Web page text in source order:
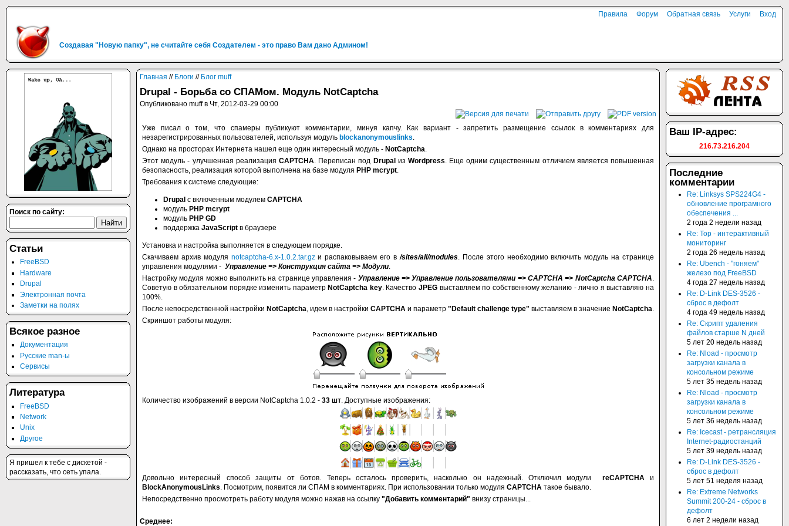
Создавая "Новую папку", не считайте себя Создателем - это право Вам дано Админом!
Правила Форум Обратная связь Услуги Вход
Главная // Блоги // Блог muff
Drupal - Борьба со СПАМом. Модуль NotCaptcha
Опубликовано muff в Чт, 2012-03-29 00:00
Уже писал о том, что спамеры публикуют комментарии, минуя капчу. Как вариант - запретить размещение ссылок в комментариях для
незарегистрированных пользователей, используя модуль blockanonymouslinks.
Однако на просторах Интернета нашел еще один интересный модуль - NotCaptcha.
Этот модуль - улучшенная реализация CAPTCHA. Переписан под Drupalиз Wordpress. Еще одним существенным отличием является повышенная
безопасность, реализация которой выполнена на базе модуля PHP mcrypt.
Требования к системе следующие:
Drupal с включенным модулем CAPTCHA
модуль PHP mcrypt
модуль PHP GD
поддержка JavaScript в браузере
Установка и настройка выполняется в следующем порядке.
Скачиваем архив модуля notcaptcha-6.x-1.0.2.tar.gzи распаковываем его в/sites/all/modules. После этого необходимо включить модуль на странице
управления модулями - Управление => Конструкция сайта => Модули.
Настройку модуля можно выполнить на странице управления - Управление => Управление пользователями => CAPTCHA => NotCaptcha CAPTCHA.
Советую в обязательном порядке изменить параметрNotCaptcha key. КачествоJPEG выставляем по собственному желанию - лично я выставляю на
100%.
После непосредственной настройки NotCaptcha, идем в настройки CAPTCHA и параметр "Default challenge type" выставляем в значение NotCaptcha.
Скриншот работы модуля:
Количество изображений в версии NotCaptcha 1.0.2 - 33 шт. Доступные изображения:
Довольно интересный способ защиты от ботов. Теперь осталось проверить, насколько он надежный. Отключил модули reCAPTCHAи
BlockAnonymousLinks. Посмотрим, появится ли СПАМ в комментариях. При использовании только модуля CAPTCHA такое бывало.
Непосредственно просмотреть работу модуля можно нажав на ссылку "Добавить комментарий" внизу страницы...
Среднее:
Поиск по сайту:
Статьи
FreeBSD
Hardware
Drupal
Электронная почта
Заметки на полях
Всякое разное
Документация
Русские man-ы
Сервисы
Литература
FreeBSD
Network
Unix
Другое
Я пришел к тебе с дискетой -
рассказать, что сеть упала.
Ваш IP-адрес:
216.73.216.204
Последние
комментарии
Re: Linksys SPS224G4 -
обновление програмного
обеспечения ...
2 года 2 недели назад
Re: Top - интерактивный
мониторинг
2 года 26 недель назад
Re: Ubench - "гоняем"
железо под FreeBSD
4 года 27 недель назад
Re: D-Link DES-3526 -
сброс в дефолт
4 года 49 недель назад
Re: Скрипт удаления
файлов старше N дней
5 лет 20 недель назад
Re: Nload - просмотр
загрузки канала в
консольном режиме
5 лет 35 недель назад
Re: Nload - просмотр
загрузки канала в
консольном режиме
5 лет 36 недель назад
Re: Icecast - ретрансляция
Internet-радиостанций
5 лет 39 недель назад
Re: D-Link DES-3526 -
сброс в дефолт
5 лет 51 неделя назад
Re: Extreme Networks
Summit 200-24 - сброс в
дефолт
6 лет 2 недели назад